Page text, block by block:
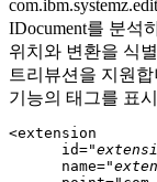
IDocument를 분석
위치와 변환을 식
트리뷰션을 지원
기능의 태그를 표
<extension
      id="
      name="